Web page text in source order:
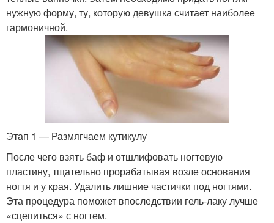
нужную форму, ту, которую девушка считает наиболее
гармоничной.
Этап 1 — Размягчаем кутикулу
После чего взять баф и отшлифовать ногтевую
пластину, тщательно прорабатывая возле основания
ногтя и у края. Удалить лишние частички под ногтями.
Эта процедура поможет впоследствии гель-лаку лучше
«сцепиться» с ногтем.